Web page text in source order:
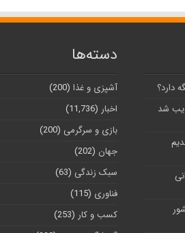
دارد؟
شد
تقدیم
دسته‌ها
آشپزی و غذا (200)
اخبار (11,736)
بازی و سرگرمی (200)
جهان (202)
سبک زندگی (63)
فناوری (115)
کسب و کار (253)